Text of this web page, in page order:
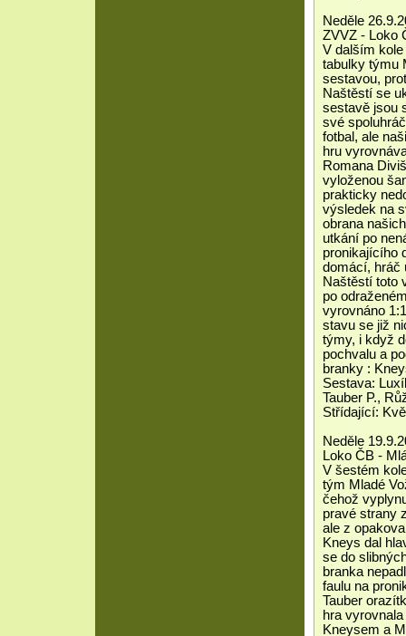
Neděle
ZVVZ - Loko
V dalším
tabulky týmu
sestavou,
Naštěstí se
sestavě jsou
své
fotbal, ale
hru
Romana
vyloženou
prakticky
výsledek na
obrana
utkání po
pronikajícího
domácí, hráč
Naštěstí toto
po
vyrovnáno
stavu se již
týmy, i když
pochvalu a
branky :
Sestava:
Tauber P.,
Střídající:
Neděle
Loko ČB -
V šestém
tým Mladé
čehož
pravé strany
ale z
Kneys dal
se do
branka
faulu na
Tauber
hra
Kneysem a